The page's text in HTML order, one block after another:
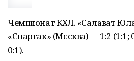
Чемпионат КХЛ. «Салават
«Спартак» (Москва) — 1:2 (1:1;
0:1).